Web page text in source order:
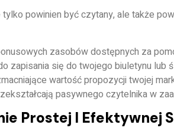
powinien być czytany, ale także
zasobów dostępnych za
zapisania się do twojego biuletynu lub
wartość propozycji twojej
pasywnego czytelnika w
Prostej I Efektywnej